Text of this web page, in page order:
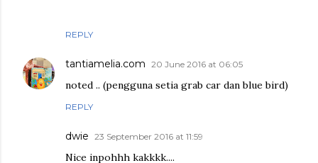
REPLY
tantiamelia.com 20 June 2016 at 06:05
noted .. (pengguna setia grab car dan blue bird)
REPLY
dwie 23 September 2016 at 11:59
Nice inpohhh kakkkk....